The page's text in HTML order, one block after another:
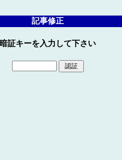
記事修正
暗証キーを入力して下さい